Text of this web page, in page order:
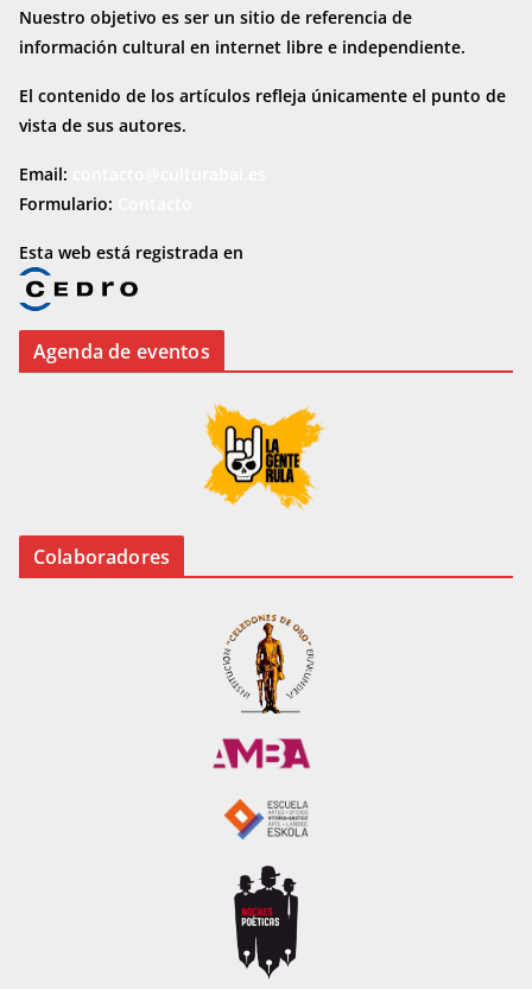
Nuestro objetivo es ser un sitio de referencia de
información cultural en internet libre e independiente.
El contenido de los artículos refleja únicamente el punto de
vista de sus autores.
Email:
Formulario:
Esta web está registrada en
Agenda de eventos
Colaboradores